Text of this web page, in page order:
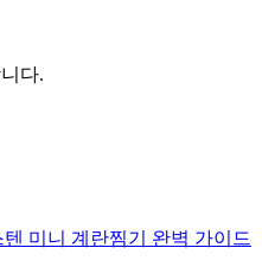
다.
미니 계란찜기 완벽 가이드